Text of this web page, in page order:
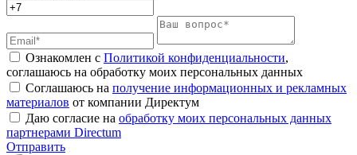
Ознакомлен с Политикой конфиденциальности,
соглашаюсь на обработку моих персональных данных
Соглашаюсь на получение информационных и рекламных
материалов от компании Директум
Даю согласие на обработку моих персональных данных
партнерами Directum
Отправить